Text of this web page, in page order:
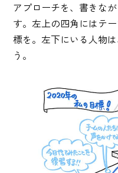
アプローチを、書きな
す。左上の四角にはテ
標を。左下にいる人物
う。